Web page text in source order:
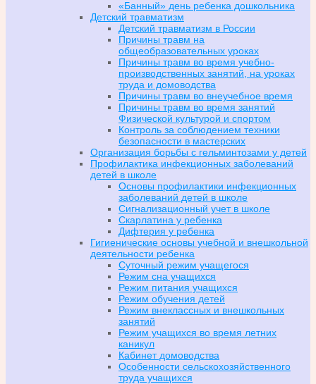
«Банный» день ребенка дошкольника
Детский травматизм
Детский травматизм в России
Причины травм на
общеобразовательных уроках
Причины травм во время учебно-
производственных занятий, на уроках
труда и домоводства
Причины травм во внеучебное время
Причины травм во время занятий
Физической культурой и спортом
Контроль за соблюдением техники
безопасности в мастерских
Организация борьбы с гельминтозами у детей
Профилактика инфекционных заболеваний
детей в школе
Основы профилактики инфекционных
заболеваний детей в школе
Сигнализационный учет в школе
Скарлатина у ребенка
Дифтерия у ребенка
Гигиенические основы учебной и внешкольной
деятельности ребенка
Суточный режим учащегося
Режим сна учащихся
Режим питания учащихся
Режим обучения детей
Режим внеклассных и внешкольных
занятий
Режим учащихся во время летних
каникул
Кабинет домоводства
Особенности сельскохозяйственного
труда учащихся